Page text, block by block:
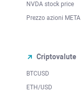
NVDA stock price
Prezzo azioni META
Criptovalute
BTCUSD
ETH/USD